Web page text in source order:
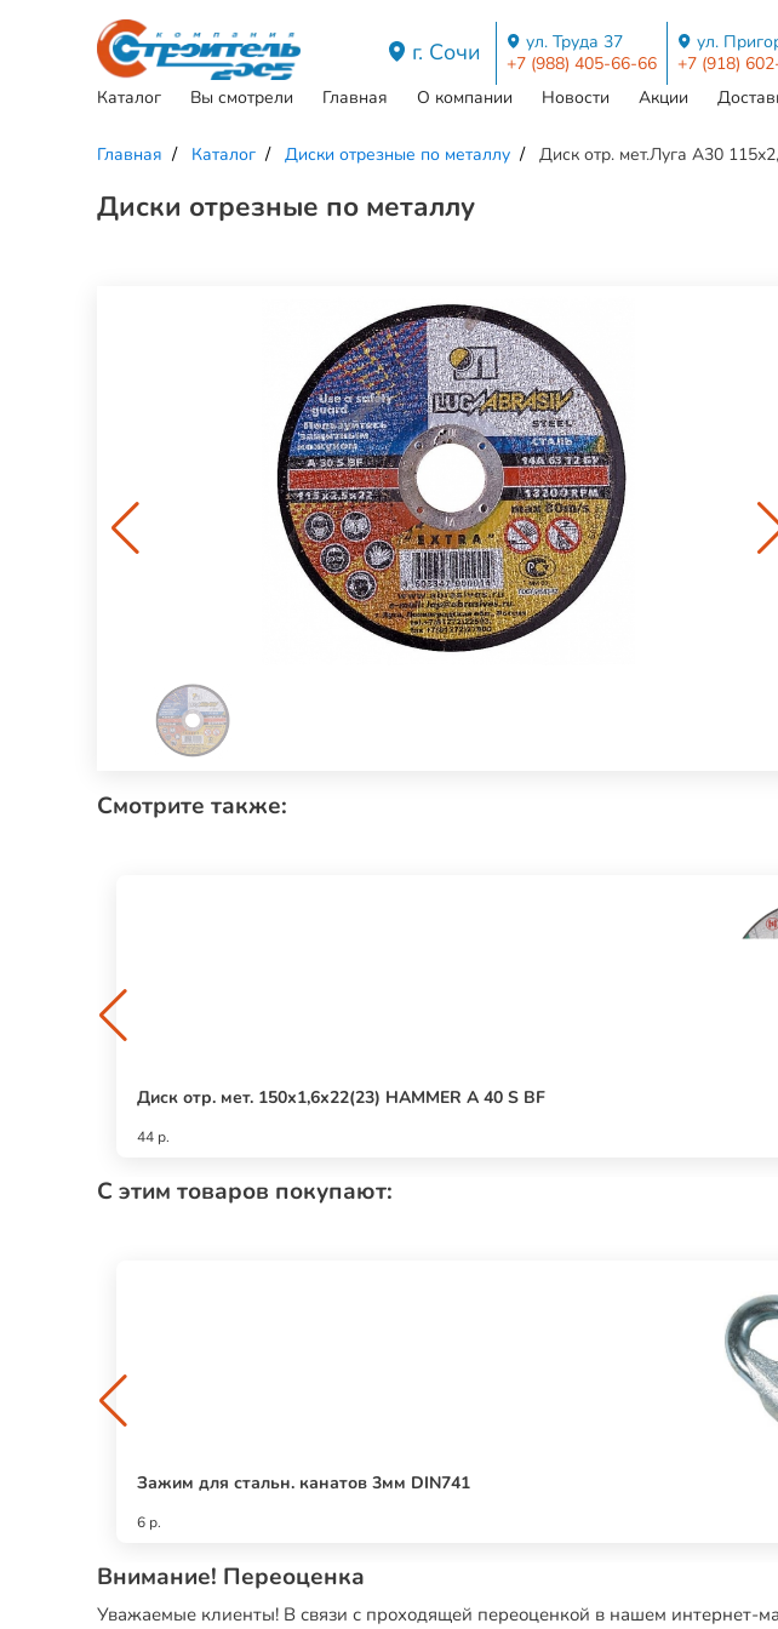
г. Сочи
ул. Труда 37
+7 (988) 405-66-66
ул.
+7 (918)
Каталог
Вы смотрели Главная О компании Новости Акции
Главная Каталог Диски отрезные по металлу Диск отр. мет.Луга А30
Диски отрезные по металлу
Смотрите также:
Диск отр. мет. 150х1,6х22(23) HAMMER A 40 S BF
44 р.
С этим товаров покупают:
Зажим для стальн. канатов 3мм DIN741
6 р.
Внимание! Переоценка
Уважаемые клиенты! В связи с проходящей переоценкой в нашем интернет-